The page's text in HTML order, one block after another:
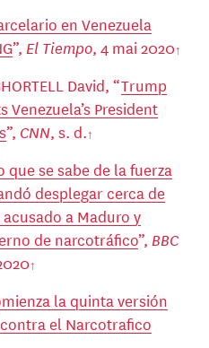
en Venezuela
”, El Tiempo, 4 mai 2020
David, “Trump
President
”, CNN, s. d.
que se sabe de la fuerza
desplegar cerca de
a Maduro y
de narcotráfico”, BBC
la quinta versión
el Narcotrafico